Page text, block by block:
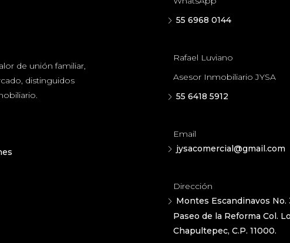
de unión familiar,
distinguidos
55 6968 0144
Rafael Luviano
Asesor Inmobiliario JYSA
55 6418 5912
Email
jysacomercial@gmail.com
Dirección
Montes Escandinavos No.
Paseo de la Reforma Col.
Chapultepec, C.P. 11000.